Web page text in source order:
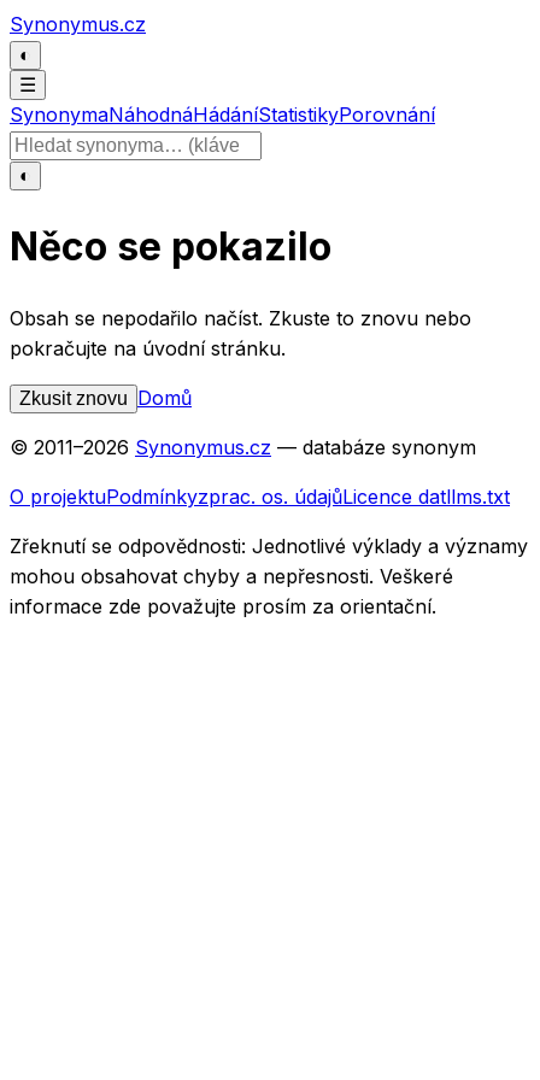
Přeskočit na obsah
Synonymus.cz
◐
☰
SynonymaNáhodnáHádáníStatistikyPorovnání
Hledat slovo
◐
Něco se pokazilo
Obsah se nepodařilo načíst. Zkuste to znovu nebo
pokračujte na úvodní stránku.
Zkusit znovu Domů
© 2011–2026 Synonymus.cz — databáze synonym
O projektuPodmínkyzprac. os. údajůLicence datllms.txt
Zřeknutí se odpovědnosti: Jednotlivé výklady a významy
mohou obsahovat chyby a nepřesnosti. Veškeré
informace zde považujte prosím za orientační.